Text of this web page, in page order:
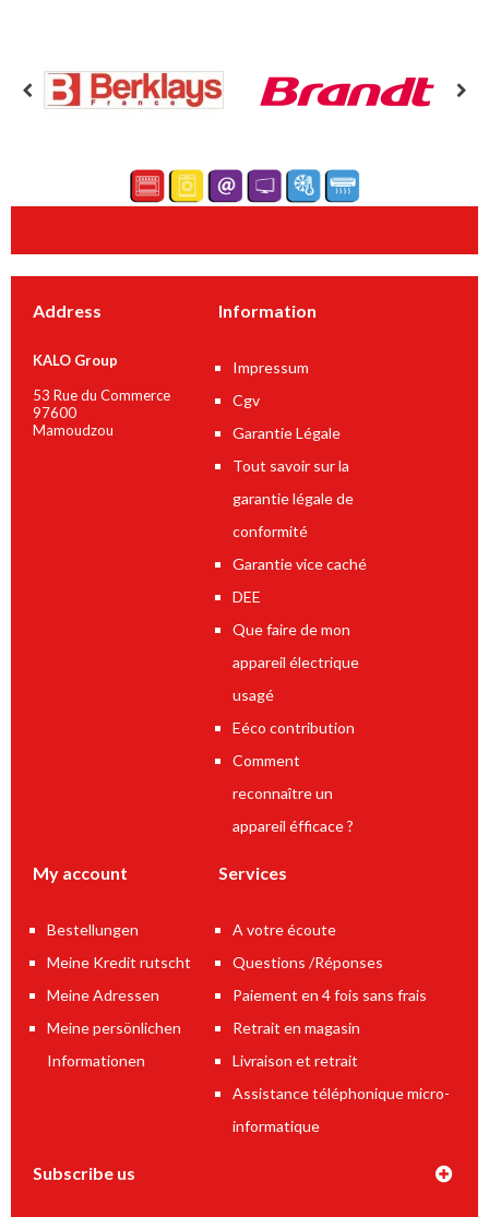
Address
KALO Group
53 Rue du Commerce
97600
Mamoudzou
Information
Impressum
Cgv
Garantie Légale
Tout savoir sur la
garantie légale de
conformité
Garantie vice caché
DEE
Que faire de mon
appareil électrique
usagé
Eéco contribution
Comment
reconnaître un
appareil éfficace ?
My account
Bestellungen
Meine Kredit rutscht
Meine Adressen
Meine persönlichen
Informationen
Services
A votre écoute
Questions /Réponses
Paiement en 4 fois sans frais
Retrait en magasin
Livraison et retrait
Assistance téléphonique micro-
informatique
Subscribe us